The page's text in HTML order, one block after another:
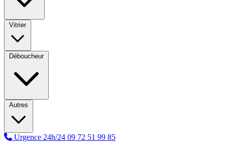
Vitrier
Déboucheur
Autres
Urgence 24h/24 09 72 51 99 85